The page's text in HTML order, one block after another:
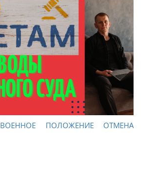
ВОЕННОЕ ПОЛОЖЕНИЕ ОТМЕНА